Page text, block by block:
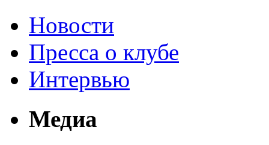
Новости
Пресса о клубе
Интервью
Медиа